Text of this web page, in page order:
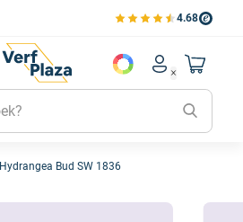
4.68
Bekijk de verfplaza
Account
Mijn
Mijn
Mijn
Naar
Hydrangea Bud SW 1836